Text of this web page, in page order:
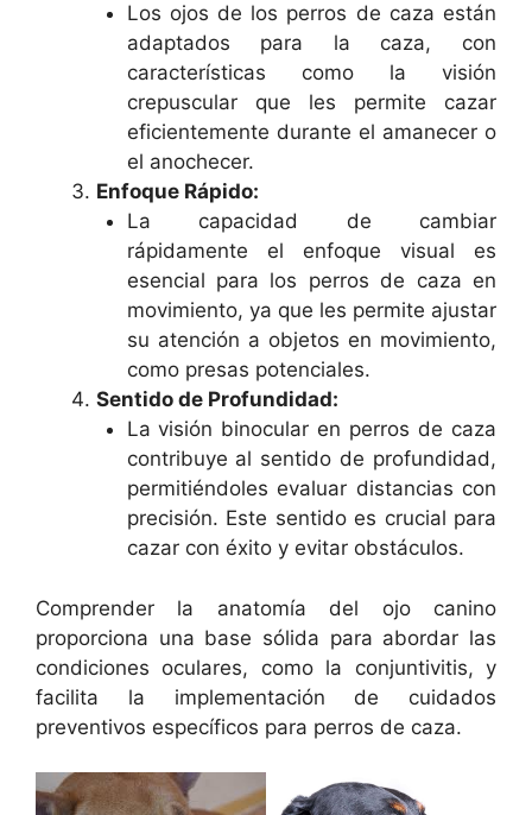
Los ojos de los perros de caza están
adaptados para la caza, con
características como la visión
crepuscular que les permite cazar
eficientemente durante el amanecer o
el anochecer.
Enfoque Rápido:
La capacidad de cambiar
rápidamente el enfoque visual es
esencial para los perros de caza en
movimiento, ya que les permite ajustar
su atención a objetos en movimiento,
como presas potenciales.
Sentido de Profundidad:
La visión binocular en perros de caza
contribuye al sentido de profundidad,
permitiéndoles evaluar distancias con
precisión. Este sentido es crucial para
cazar con éxito y evitar obstáculos.
Comprender la anatomía del ojo canino
proporciona una base sólida para abordar las
condiciones oculares, como la conjuntivitis, y
facilita la implementación de cuidados
preventivos específicos para perros de caza.